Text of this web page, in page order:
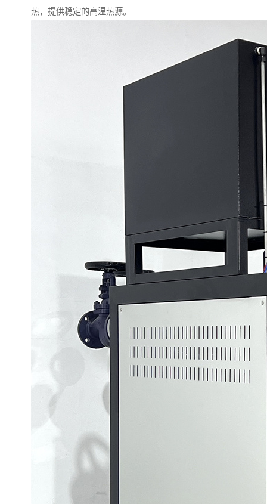
热，提供稳定的高温热源。